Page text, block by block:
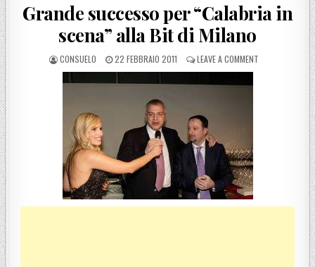
Grande successo per “Calabria in
scena” alla Bit di Milano
POSTED BY
CONSUELO POSTED ON
22 FEBBRAIO 2011 LEAVE A COMMENT ON GRANDE